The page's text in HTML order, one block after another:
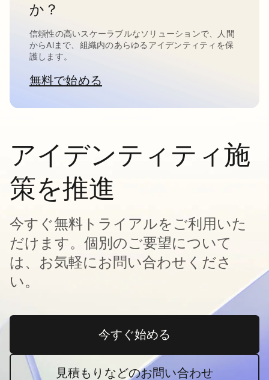
か？
信頼性の高いスケーラブルなソリューションで、人間
からAIまで、組織内のあらゆるアイデンティティを保
護します。
無料で始める新しいタブで開く
アイデンティティ施
策を推進
今すぐ無料トライアルをご利用いた
だけます。個別のご要望について
は、お気軽にお問い合わせくださ
い。
今すぐ始める新しいタブで開く
見積もりなどのお問い合わせ